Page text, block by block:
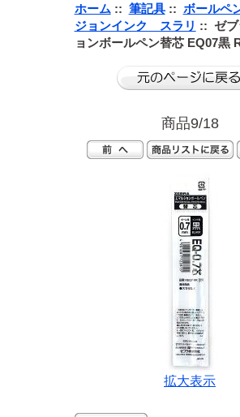
ホーム :: 筆記具:: ボールペ
ジョンインク スラリ :: ゼブ
ョンボールペン替芯 EQ07黒
商品9/18
拡大表示